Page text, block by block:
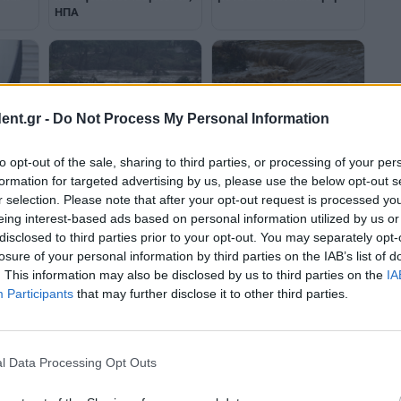
- Do Not Process My Personal Information
opt-out of the sale, sharing to third parties, or processing of your
for targeted advertising by us, please use the below opt-out
selection. Please note that after your opt-out request is processed
interest-based ads based on personal information utilized by us
to third parties prior to your opt-out. You may separately
of your personal information by third parties on the IAB’s list of
This information may also be disclosed by us to third parties on the
Participants that may further disclose it to other third parties.
Data Processing Opt Outs
ΗΠΑ
νεκροί από τις πλημμύρες
στο Τέξας
πλημμύρες στην Ιορδανία